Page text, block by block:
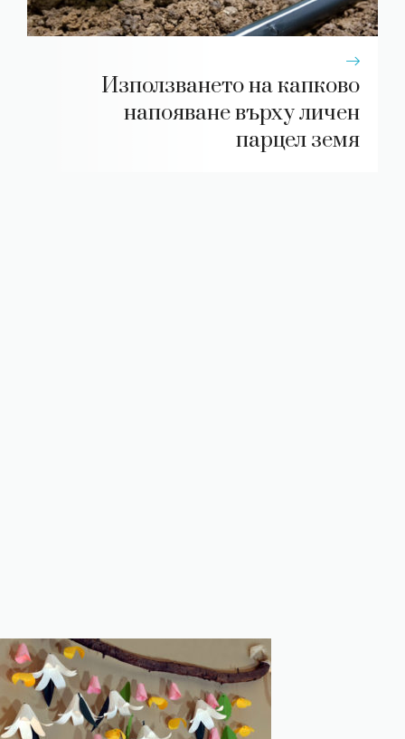
Използването на капково
напояване върху личен
парцел земя